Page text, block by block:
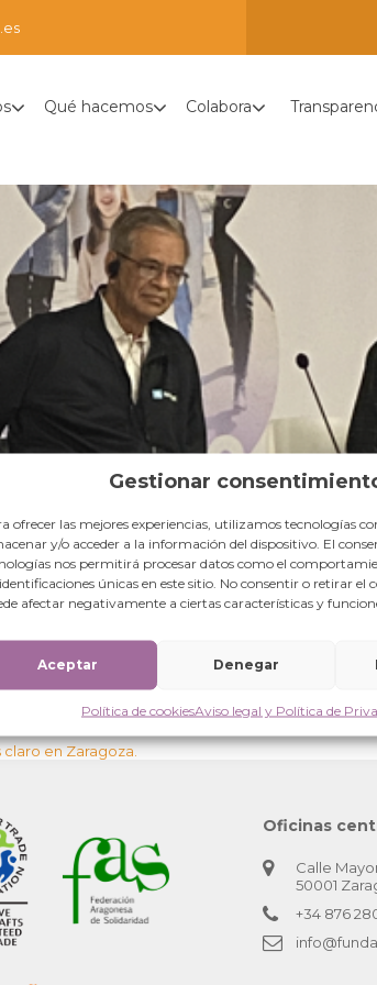
Gestionar
ofrecer las mejores experiencias, utilizamos tecnologías
y/o acceder a la información del dispositivo. El
nos permitirá procesar datos como el
únicas en este sitio. No consentir o retirar el
afectar negativamente a ciertas características y
Aceptar Denegar
Política de cookiesAviso legal y Política de
Qué hacemos Colabora
en Zaragoza.
Oficinas
Calle
50001
+34 876